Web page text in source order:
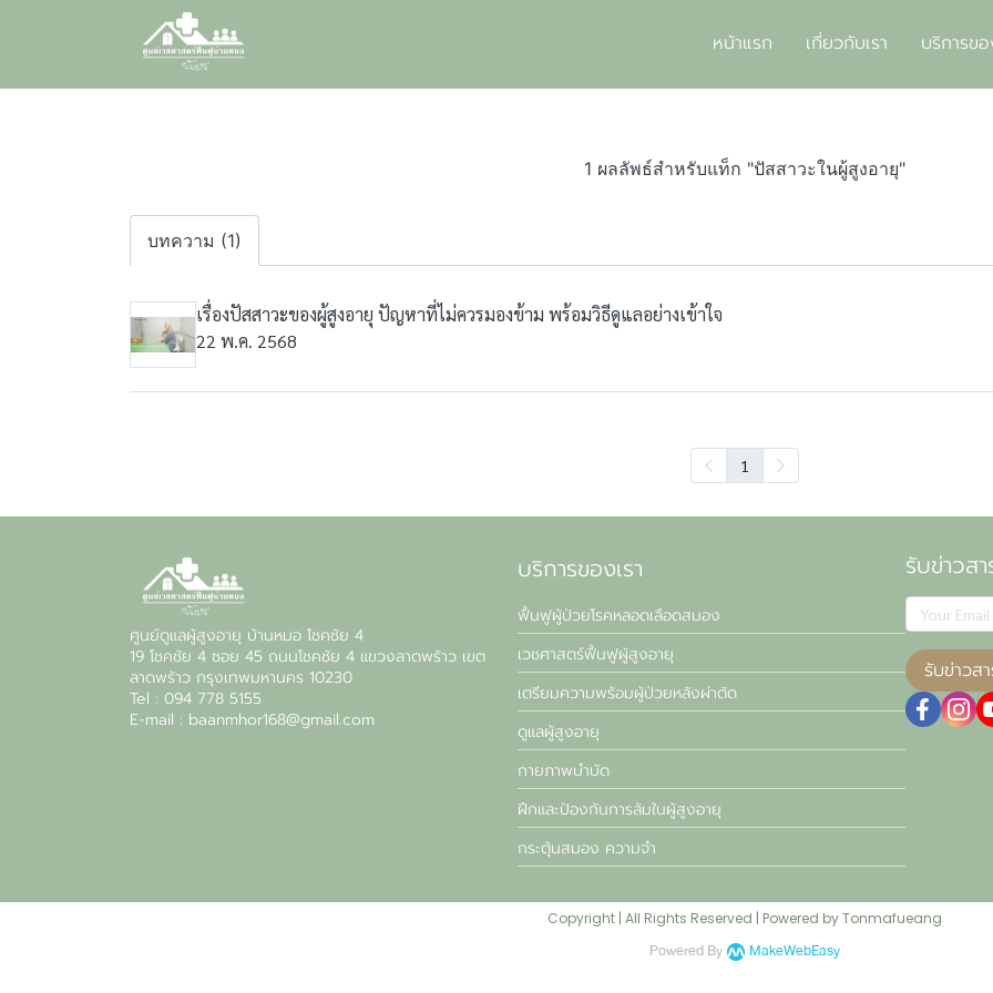
หน้าแรก เกี่ยวกับเรา บริการขอ
1 ผลลัพธ์สำหรับแท็ก "ปัสสาวะในผู้สูงอายุ"
บทความ (1)
เรื่องปัสสาวะของผู้สูงอายุ ปัญหาที่ไม่ควรมองข้าม พร้อมวิธีดูแลอย่างเข้าใจ
22 พ.ค. 2568
1
ศูนย์ดูแลผู้สูงอายุ บ้านหมอ โชคชัย 4
19 โชคชัย 4 ซอย 45 ถนนโชคชัย 4 แขวงลาดพร้าว เขต
ลาดพร้าว กรุงเทพมหานคร 10230
Tel : 094 778 5155
E-mail : baanmhor168@gmail.com
บริการของเรา
ฟื้นฟูผู้ป่วยโรคหลอดเลือดสมอง
เวชศาสตร์ฟื้นฟูผู้สูงอายุ
เตรียมความพร้อมผู้ป่วยหลังผ่าตัด
ดูแลผู้สูงอายุ
กายภาพบำบัด
ฝึกและป้องกันการล้มในผู้สูงอายุ
กระตุ้นสมอง ความจำ
รับข่าวสา
รับข่าวส
Copyright | All Rights Reserved | Powered by Tonmafueang
Powered By MakeWebEasy